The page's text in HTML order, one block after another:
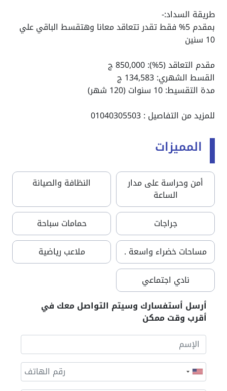
طريقة السداد:-
بمقدم 5% فقط تقدر تتعاقد معانا وهتقسط الباقي علي
10 سنين
مقدم التعاقد (5%): 850,000 ج
القسط الشهري: 134,583 ج
مدة التقسيط: 10 سنوات (120 شهر)
للمزيد من التفاصيل : 01040305503
المميزات
أمن وحراسة على مدار
الساعة
النظافة والصيانة
جراجات
حمامات سباحة
مساحات خضراء واسعة .
ملاعب رياضية
نادي اجتماعي
أرسل أستفسارك وسيتم التواصل معك في
أقرب وقت ممكن